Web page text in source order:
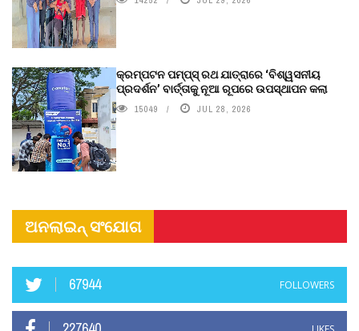
କ୍ରମ୍ପଟନ ପମ୍ପ୍‌ସ୍‌ ରଥ ଯାତ୍ରାରେ ‘ବିଶ୍ୱସନୀୟ
ପ୍ରଦର୍ଶନ’ ବାର୍ତ୍ତାକୁ ନୂଆ ରୂପରେ ଉପସ୍ଥାପନ କଲା
15049 JUL 28, 2026
ଅନଲାଇନ୍ ସଂଯୋଗ
67944 FOLLOWERS